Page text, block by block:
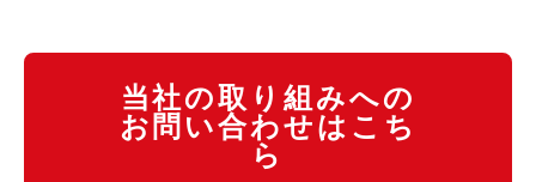
当社の取り組みへの
お問い合わせはこち
ら